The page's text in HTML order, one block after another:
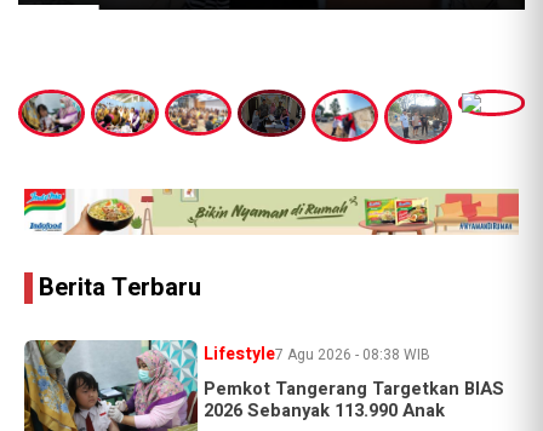
Jagad
Banten
Berita Terbaru
Lifestyle7 Agu 2026 - 08:38 WIB
Pemkot Tangerang Targetkan BIAS
2026 Sebanyak 113.990 Anak